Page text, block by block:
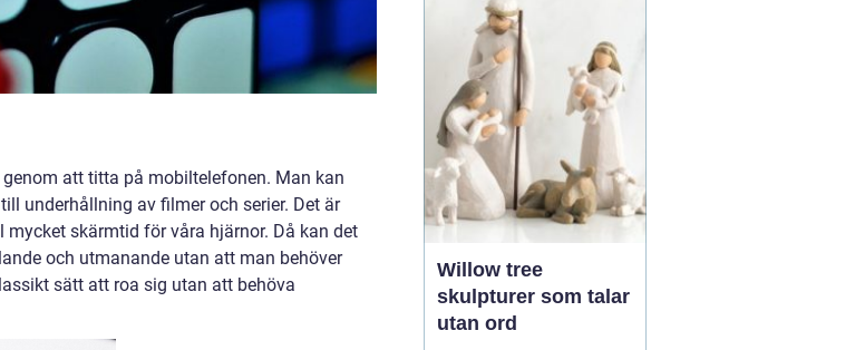
att titta på mobiltelefonen. Man kan
underhållning av filmer och serier. Det är
skärmtid för våra hjärnor. Då kan det
och utmanande utan att man behöver
sätt att roa sig utan att behöva
anpassade efter både
båt och besättning.
Många letar
Willow tree
skulpturer som talar
utan ord